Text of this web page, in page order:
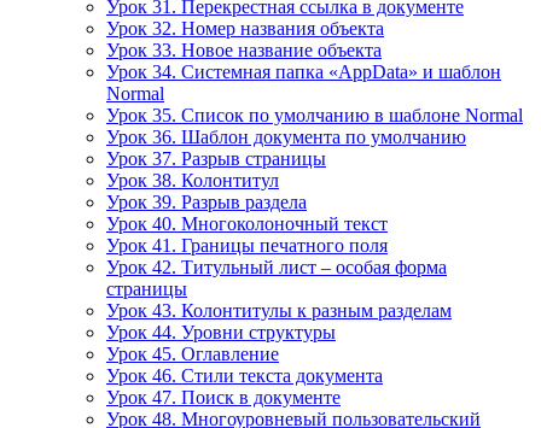
Урок 31. Перекрестная ссылка в документе
Урок 32. Номер названия объекта
Урок 33. Новое название объекта
Урок 34. Системная папка «AppData» и шаблон
Normal
Урок 35. Список по умолчанию в шаблоне Normal
Урок 36. Шаблон документа по умолчанию
Урок 37. Разрыв страницы
Урок 38. Колонтитул
Урок 39. Разрыв раздела
Урок 40. Многоколоночный текст
Урок 41. Границы печатного поля
Урок 42. Титульный лист – особая форма
страницы
Урок 43. Колонтитулы к разным разделам
Урок 44. Уровни структуры
Урок 45. Оглавление
Урок 46. Стили текста документа
Урок 47. Поиск в документе
Урок 48. Многоуровневый пользовательский